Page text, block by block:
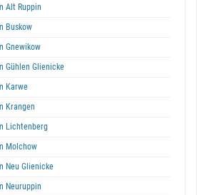
Alt Ruppin
Buskow
Gnewikow
Gühlen Glienicke
Karwe
Krangen
Lichtenberg
Molchow
Neu Glienicke
Neuruppin